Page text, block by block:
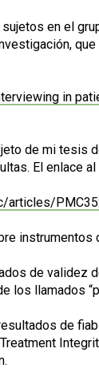
en el
in
de mi tesis
El enlace
articles/
de validez
los llamados
de